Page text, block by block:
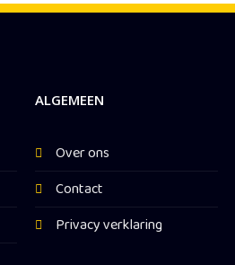
ALGEMEEN
Over ons
Contact
Privacy verklaring